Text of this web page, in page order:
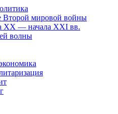
Второй мировой войны
XX — начала XXI вв.
волны